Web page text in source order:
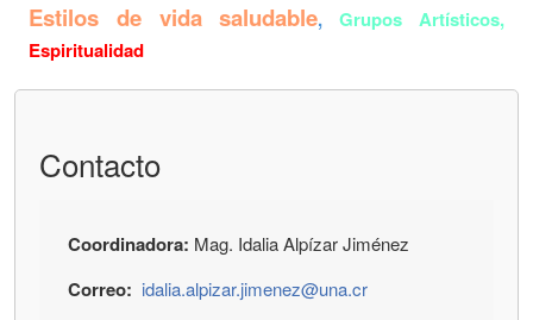
Estilos de vida saludable,Grupos Artísticos,
Espiritualidad
Contacto
Coordinadora: Mag. Idalia Alpízar Jiménez
Correo: idalia.alpizar.jimenez@una.cr